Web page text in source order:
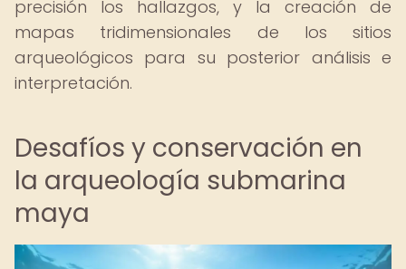
precisión los hallazgos, y la creación de
mapas tridimensionales de los sitios
arqueológicos para su posterior análisis e
interpretación.
Desafíos y conservación en
la arqueología submarina
maya